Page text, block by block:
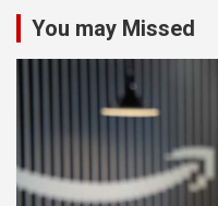
You may Missed